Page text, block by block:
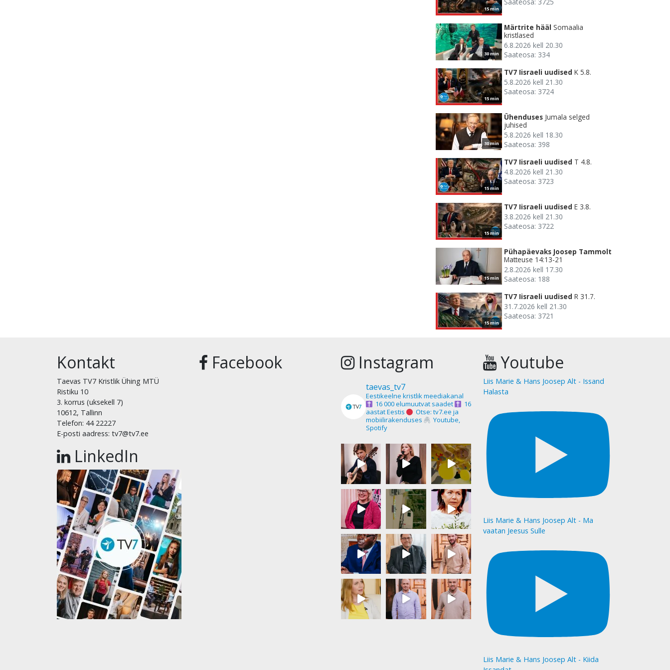
15 min
30 min
Märtrite hääl Somaalia
kristlased
6.8.2026 kell 20.30
Saateosa: 334
15 min
TV7 Iisraeli uudised K 5.8.
5.8.2026 kell 21.30
Saateosa: 3724
30 min
Ühenduses Jumala selged
juhised
5.8.2026 kell 18.30
Saateosa: 398
15 min
TV7 Iisraeli uudised T 4.8.
4.8.2026 kell 21.30
Saateosa: 3723
15 min
TV7 Iisraeli uudised E 3.8.
3.8.2026 kell 21.30
Saateosa: 3722
15 min
Pühapäevaks Joosep Tammolt
Matteuse 14:13-21
2.8.2026 kell 17.30
Saateosa: 188
15 min
TV7 Iisraeli uudised R 31.7.
31.7.2026 kell 21.30
Saateosa: 3721
Kontakt
Taevas TV7 Kristlik Ühing MTÜ
Ristiku 10
3. korrus (uksekell 7)
10612, Tallinn
Telefon: 44 22227
E-posti aadress: tv7@tv7.ee
LinkedIn
Facebook Instagram
taevas_tv7
Eestikeelne kristlik meediakanal
16 000 elumuutvat saadet
16
aastat Eestis
Otse: tv7.ee ja
mobiilirakenduses
Youtube,
Spotify
Youtube
Liis Marie & Hans Joosep Alt - Issand
Halasta
Liis Marie & Hans Joosep Alt - Ma
vaatan Jeesus Sulle
Liis Marie & Hans Joosep Alt - Kiida